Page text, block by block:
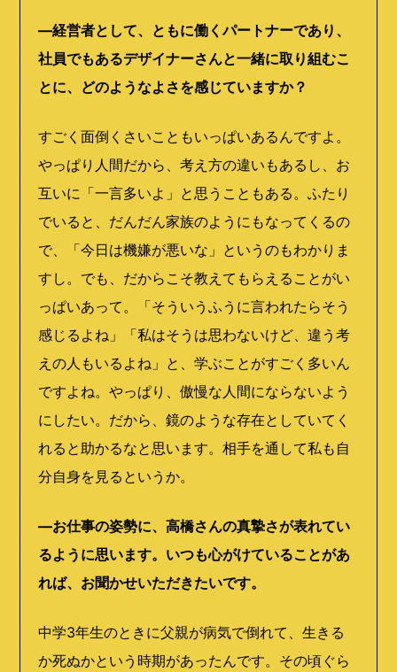
―経営者として、ともに働くパートナーであり、
社員でもあるデザイナーさんと一緒に取り組むこ
とに、どのようなよさを感じていますか？
すごく面倒くさいこともいっぱいあるんですよ。
やっぱり人間だから、考え方の違いもあるし、お
互いに「一言多いよ」と思うこともある。ふたり
でいると、だんだん家族のようにもなってくるの
で、「今日は機嫌が悪いな」というのもわかりま
すし。でも、だからこそ教えてもらえることがい
っぱいあって。「そういうふうに言われたらそう
感じるよね」「私はそうは思わないけど、違う考
えの人もいるよね」と、学ぶことがすごく多いん
ですよね。やっぱり、傲慢な人間にならないよう
にしたい。だから、鏡のような存在としていてく
れると助かるなと思います。相手を通して私も自
分自身を見るというか。
―お仕事の姿勢に、高橋さんの真摯さが表れてい
るように思います。いつも心がけていることがあ
れば、お聞かせいただきたいです。
中学3年生のときに父親が病気で倒れて、生きる
か死ぬかという時期があったんです。その頃ぐら